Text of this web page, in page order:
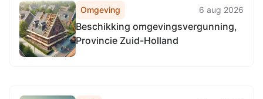
Omgeving 6 aug 2026
Beschikking omgevingsvergunning,
Provincie Zuid-Holland